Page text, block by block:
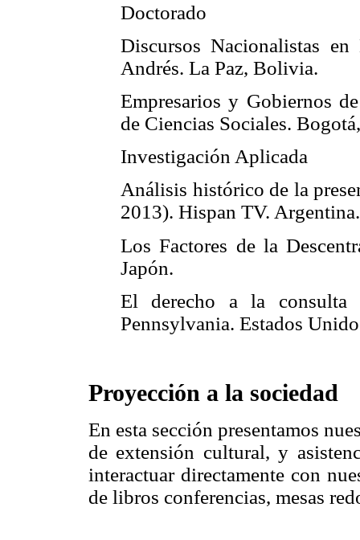
Doctorado
Discursos Nacionalistas
Andrés. La Paz, Bolivia.
Empresarios y Gobiernos
de Ciencias Sociales.
Investigación Aplicada
Análisis histórico de la
2013). Hispan TV. Argentina.
Los Factores de la
Japón.
El derecho a la consulta
Pennsylvania. Estados
Proyección a la sociedad
En esta sección presentamos
de extensión cultural, y
interactuar directamente con
de libros conferencias, mesas